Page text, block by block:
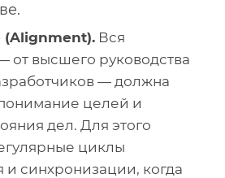
(Alignment). Вся
от высшего руководства
— должна
целей и
дел. Для этого
циклы
и синхронизации, когда